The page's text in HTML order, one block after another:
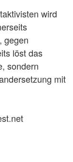
wird
gegen
löst das
sondern
mit